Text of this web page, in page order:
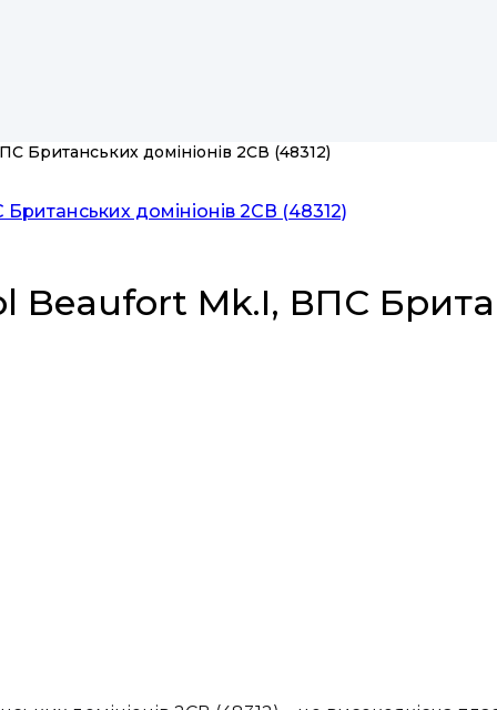
Британських домініонів 2СВ (48312)
Beaufort Mk.I, ВПС